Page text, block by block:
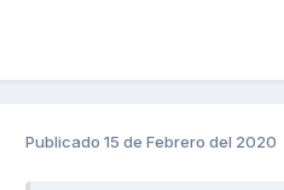
Publicado 15 de Febrero del 2020